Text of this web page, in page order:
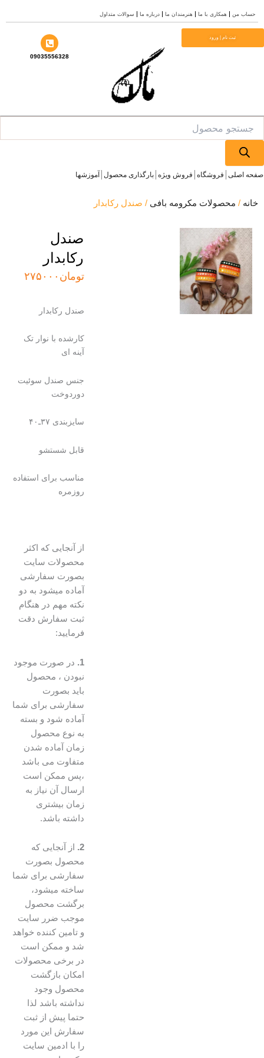
همکاری با ما هنرمندان ما درباره ما سوالات متداول
09035556328
فروشگاه فروش ویژه بارگذاری محصول آموزشها
مکرومه بافی/ صندل رکابدار
رکابدار
۲۷۵۰۰۰
صندل رکابدار
کارشده با نوار تک
جنس صندل سوئیت
قابل شستشو
مناسب برای استفاده
از آنجایی که اکثر
محصولات سایت
بصورت سفارشی
آماده میشود به دو
نکته مهم در هنگام
ثبت سفارش دقت
در صورت موجود
نبودن ، محصول
باید بصورت
سفارشی برای شما
آماده شود و بسته
به نوع محصول
زمان آماده شدن
متفاوت می باشد
،پس ممکن است
ارسال آن نیاز به
زمان بیشتری
داشته باشد.
از آنجایی که
محصول بصورت
سفارشی برای شما
ساخته میشود،
برگشت محصول
موجب ضرر سایت
و تامین کننده خواهد
شد و ممکن است
در برخی محصولات
امکان بازگشت
محصول وجود
نداشته باشد لذا
حتما پیش از ثبت
سفارش این مورد
را با ادمین سایت